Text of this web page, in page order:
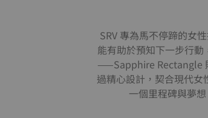
SRV 專為馬不停蹄的女
能有助於預知下一步行
——Sapphire Rectangle
過精心設計，契合現代女
一個里程碑與夢